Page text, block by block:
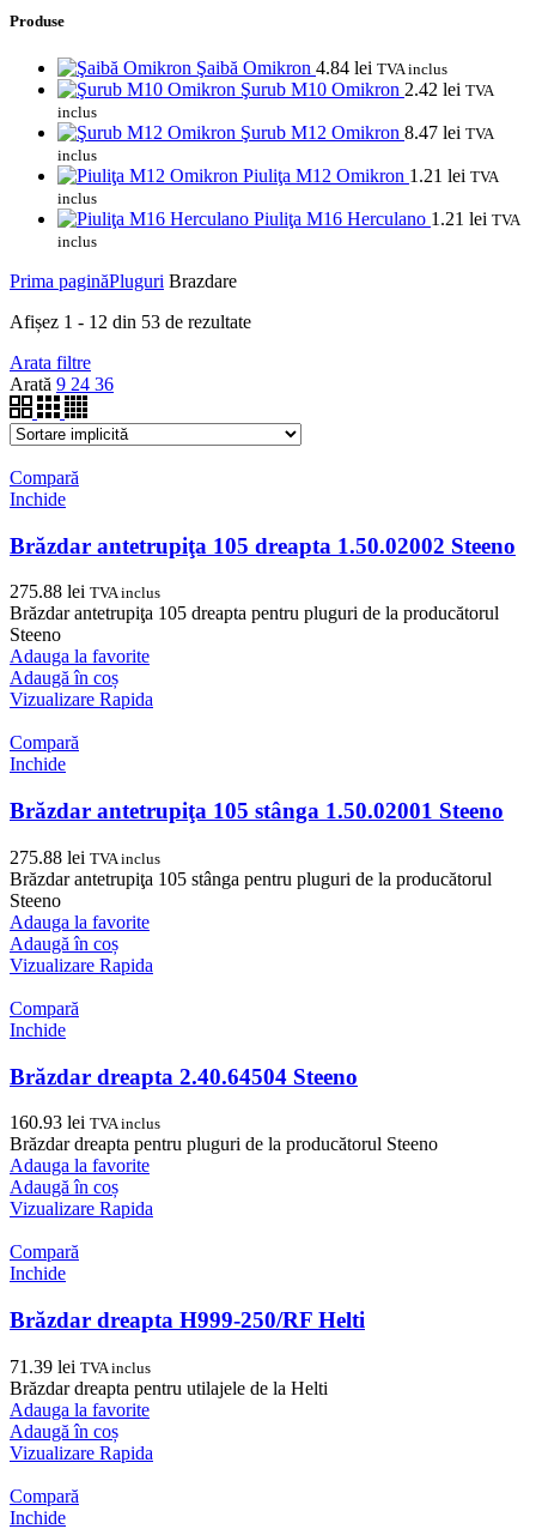
Produse
Şaibă Omikron 4.84 lei TVA inclus
Şurub M10 Omikron 2.42 lei TVA
inclus
Şurub M12 Omikron 8.47 lei TVA
inclus
Piuliţa M12 Omikron 1.21 lei TVA
inclus
Piuliţa M16 Herculano 1.21 lei TVA
inclus
Prima paginăPluguri Brazdare
Afișez 1 - 12 din 53 de rezultate
Arata filtre
Arată 9 24 36
Compară
Inchide
Brăzdar antetrupiţa 105 dreapta 1.50.02002 Steeno
275.88 lei TVA inclus
Brăzdar antetrupiţa 105 dreapta pentru pluguri de la producătorul
Steeno
Adauga la favorite
Adaugă în coș
Vizualizare Rapida
Compară
Inchide
Brăzdar antetrupiţa 105 stânga 1.50.02001 Steeno
275.88 lei TVA inclus
Brăzdar antetrupiţa 105 stânga pentru pluguri de la producătorul
Steeno
Adauga la favorite
Adaugă în coș
Vizualizare Rapida
Compară
Inchide
Brăzdar dreapta 2.40.64504 Steeno
160.93 lei TVA inclus
Brăzdar dreapta pentru pluguri de la producătorul Steeno
Adauga la favorite
Adaugă în coș
Vizualizare Rapida
Compară
Inchide
Brăzdar dreapta H999-250/RF Helti
71.39 lei TVA inclus
Brăzdar dreapta pentru utilajele de la Helti
Adauga la favorite
Adaugă în coș
Vizualizare Rapida
Compară
Inchide